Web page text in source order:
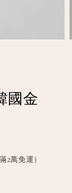
國金
2萬免運）